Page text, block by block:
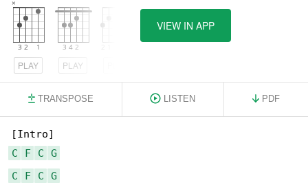
PLAY PLAY
VIEW IN APP
TRANSPOSE LISTEN PDF
C
F C
G
C
F C
G